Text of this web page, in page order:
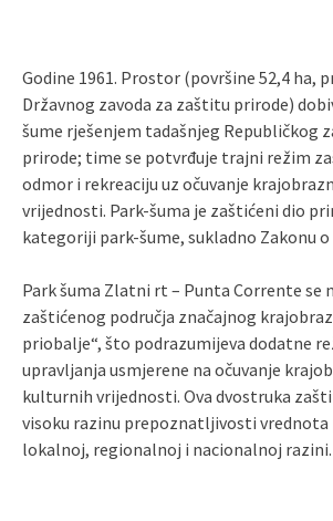
Godine 1961. Prostor (površine 52,4 ha,
Državnog zavoda za zaštitu prirode)
šume rješenjem tadašnjeg Republičkog
prirode; time se potvrđuje trajni režim
odmor i rekreaciju uz očuvanje
vrijednosti. Park-šuma je zaštićeni dio
kategoriji park-šume, sukladno Zakonu
Park šuma Zlatni rt – Punta Corrente se
zaštićenog područja značajnog
priobalje“, što podrazumijeva dodatne
upravljanja usmjerene na očuvanje
kulturnih vrijednosti. Ova dvostruka
visoku razinu prepoznatljivosti vrednota
lokalnoj, regionalnoj i nacionalnoj razini.